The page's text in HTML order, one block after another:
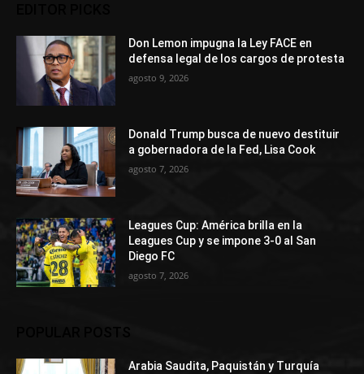
Don Lemon impugna la Ley FACE en
defensa legal de los cargos de protesta
agosto 9, 2026
Donald Trump busca de nuevo destituir
a gobernadora de la Fed, Lisa Cook
agosto 7, 2026
Leagues Cup: América brilla en la
Leagues Cup y se impone 3-0 al San
Diego FC
agosto 7, 2026
Arabia Saudita, Paquistán y Turquía